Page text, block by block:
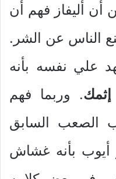
أن أليفاز فهم أن
الناس عن الشر.
علي نفسه بأنه
. وربما فهم
الصعب السابق
أيوب بأنه غشاش